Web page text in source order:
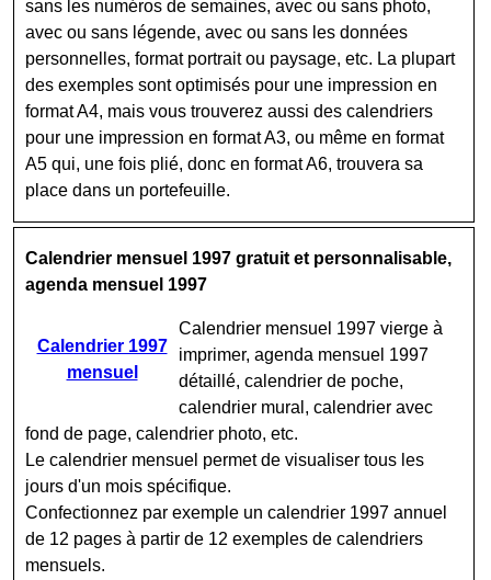
sans les numéros de semaines, avec ou sans photo,
avec ou sans légende, avec ou sans les données
personnelles, format portrait ou paysage, etc. La plupart
des exemples sont optimisés pour une impression en
format A4, mais vous trouverez aussi des calendriers
pour une impression en format A3, ou même en format
A5 qui, une fois plié, donc en format A6, trouvera sa
place dans un portefeuille.
Calendrier mensuel 1997 gratuit et personnalisable,
agenda mensuel 1997
Calendrier 1997
mensuel
Calendrier mensuel 1997 vierge à
imprimer, agenda mensuel 1997
détaillé, calendrier de poche,
calendrier mural, calendrier avec
fond de page, calendrier photo, etc.
Le calendrier mensuel permet de visualiser tous les
jours d'un mois spécifique.
Confectionnez par exemple un calendrier 1997 annuel
de 12 pages à partir de 12 exemples de calendriers
mensuels.